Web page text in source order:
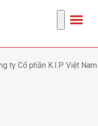
ty Cổ phần K.I.P Việt Nam